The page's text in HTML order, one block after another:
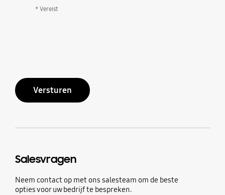
* Vereist
Versturen
Salesvragen
Neem contact op met ons salesteam om de beste
opties voor uw bedrijf te bespreken.